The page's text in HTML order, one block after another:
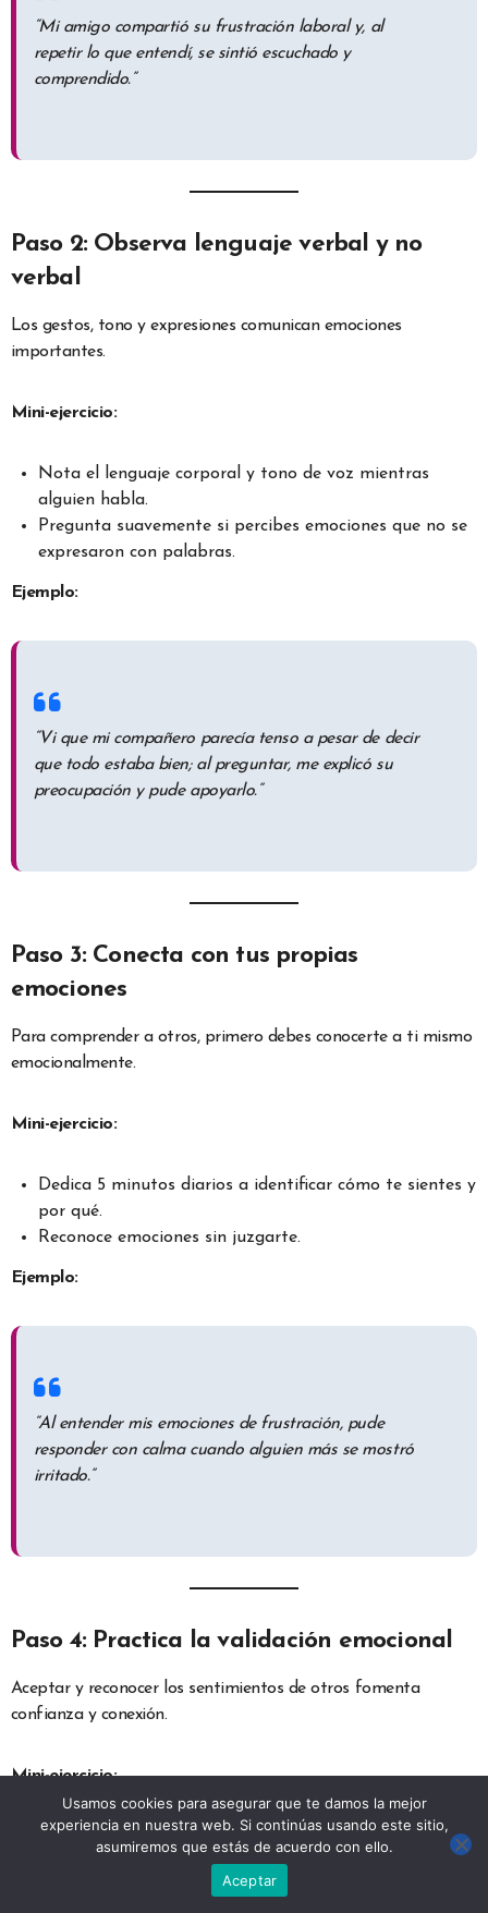
“Mi amigo compartió su frustración laboral y, al
repetir lo que entendí, se sintió escuchado y
comprendido.”
Paso 2: Observa lenguaje verbal y no
verbal
Los gestos, tono y expresiones comunican emociones
importantes.
Mini-ejercicio:
Nota el lenguaje corporal y tono de voz mientras
alguien habla.
Pregunta suavemente si percibes emociones que no se
expresaron con palabras.
Ejemplo:
“Vi que mi compañero parecía tenso a pesar de decir
que todo estaba bien; al preguntar, me explicó su
preocupación y pude apoyarlo.”
Paso 3: Conecta con tus propias
emociones
Para comprender a otros, primero debes conocerte a ti mismo
emocionalmente.
Mini-ejercicio:
Dedica 5 minutos diarios a identificar cómo te sientes y
por qué.
Reconoce emociones sin juzgarte.
Ejemplo:
“Al entender mis emociones de frustración, pude
responder con calma cuando alguien más se mostró
irritado.”
Paso 4: Practica la validación emocional
Aceptar y reconocer los sentimientos de otros fomenta
confianza y conexión.
Mini-ejercicio:
Frases como “Entiendo que te sientas así” o “Tiene
sentido lo que sientes” muestran aceptación.
Usamos cookies para asegurar que te damos la mejor
experiencia en nuestra web. Si continúas usando este sitio,
asumiremos que estás de acuerdo con ello.
Aceptar